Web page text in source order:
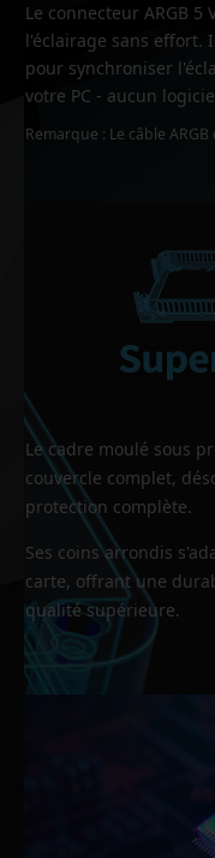
Le connecteur ARGB
l'éclairage sans effort.
pour synchroniser
votre PC - aucun
Remarque : Le câble
Le cadre moulé sous
couvercle complet,
protection complète.
Ses coins arrondis
carte, offrant une
qualité supérieure.